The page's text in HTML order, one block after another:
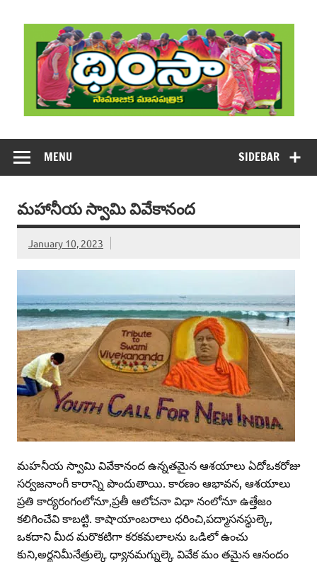
content
DHIMSA
SIDEBAR
MENU
మహానీయ స్వామి వివేకానంద
January 10, 2023
మహనీయ స్వామి వివేకానంద ఉన్నతమైన ఆశయాలు ఏదోఒకరోజు
సర్వజనాంగీ కారాన్ని పొందుతాయి. కారణం ఆభావన, ఆశయాలు
ప్రతి కార్యరంగంలోనూ,ప్రతీ ఆలోచనా విధా నంలోనూ ఉత్తేజం
కలిగించేవి కాబట్టి. కాషాయాంబరాలు ధరించి,పద్మాసనస్థుల్కె,
ఒకదాని మీద మరొకటిగా కరకమలాలను ఒడిలో ఉంచు
కుని,అర్థనిమీనేత్రుల్కె ధ్యానమగ్నుల్కె వివేక మం తమైన ఆనందం